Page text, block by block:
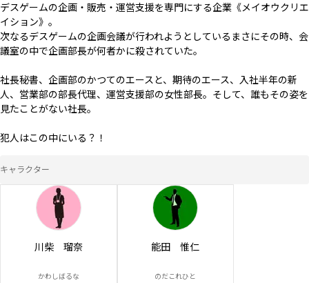
デスゲームの企画・販売・運営支援を専門にする企業《メイオウクリエ
イション》。
次なるデスゲームの企画会議が行われようとしているまさにその時、会
議室の中で企画部長が何者かに殺されていた。
社長秘書、企画部のかつてのエースと、期待のエース、入社半年の新
人、営業部の部長代理、運営支援部の女性部長。そして、誰もその姿を
見たことがない社長。
犯人はこの中にいる？！
キャラクター
川柴 瑠奈
かわしばるな
能田 惟仁
のだこれひと